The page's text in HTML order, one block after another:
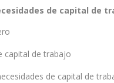
de capital de
capital de trabajo
de capital de